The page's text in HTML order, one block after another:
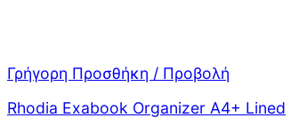
Γρήγορη Προσθήκη / Προβολή
Rhodia Exabook Organizer A4+ Lined